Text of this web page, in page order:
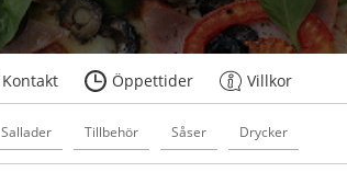
Kontakt Öppettider Villkor
Sallader Tillbehör Såser Drycker